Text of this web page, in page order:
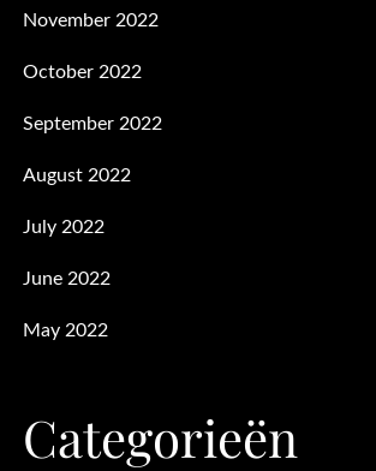
November 2022
October 2022
September 2022
August 2022
July 2022
June 2022
May 2022
Categorieën